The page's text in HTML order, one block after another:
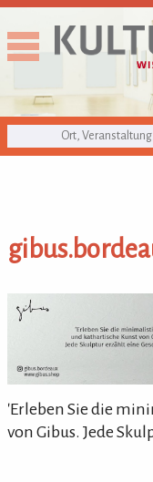
KULTURpur
gibus.bordeaux
'Erleben Sie die
von Gibus. Jede